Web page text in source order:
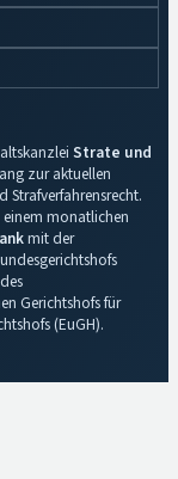
Strate und
zur aktuellen
Strafverfahrensrecht.
einem monatlichen
mit der
Gerichtshofs für
(EuGH).